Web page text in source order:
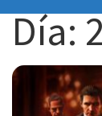
Día: